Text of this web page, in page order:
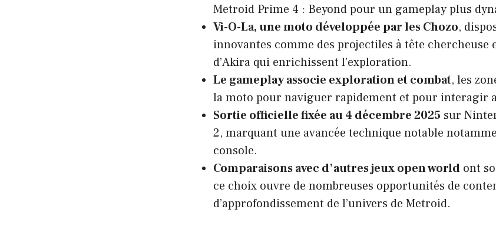
Metroid Prime 4 : Beyond pour un gameplay plus
Vi-O-La, une moto développée par les Chozo,
innovantes comme des projectiles à tête chercheuse
d’Akira qui enrichissent l’exploration.
Le gameplay associe exploration et combat, les
la moto pour naviguer rapidement et pour interagir
Sortie officielle fixée au 4 décembre 2025 sur
2, marquant une avancée technique notable
console.
Comparaisons avec d’autres jeux open world ont
ce choix ouvre de nombreuses opportunités de
d’approfondissement de l’univers de Metroid.